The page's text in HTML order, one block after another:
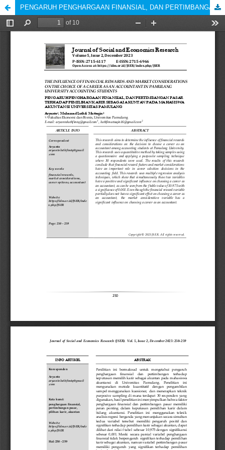
PENGARUH PENGHARGAAN FINANSIAL, DAN PERTIMBANGAN PASAR TERHADAP PEMILIHAN KARIR SEBAGAI AKUNTAN PADA MAHASISWA AKUNTANSI UNIVERSITAS PAMULANG